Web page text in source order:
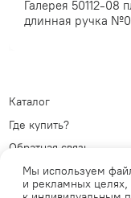
Галерея 50112-08 плоская
длинная ручка
Каталог
Где купить?
Обратная связь
Политика обработки
персональных данных
Мы используем
и рекламных целях,